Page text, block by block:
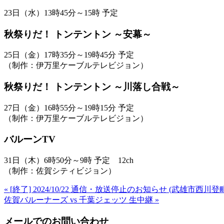
23日（水）13時45分～15時 予定
秋祭りだ！ トンテントン ～安幕～
25日（金）17時35分～19時45分 予定
（制作：伊万里ケーブルテレビジョン）
秋祭りだ！ トンテントン ～川落し合戦～
27日（金）16時55分～19時15分 予定
（制作：伊万里ケーブルテレビジョン）
バルーンTV
31日（木）6時50分～9時 予定 12ch
（制作：佐賀シティビジョン）
« [終了] 2024/10/22 通信・放送停止のお知らせ (武雄市西川
佐賀バルーナーズ vs 千葉ジェッツ 生中継 »
メールでのお問い合わせ